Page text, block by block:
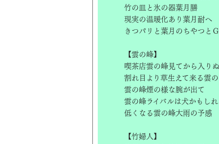
竹の皿と氷の器葉月膳
現実の温暖化あり葉月耐へ
きつパリと葉月のちやつと
【雲の峰】
喫茶店雲の峰見てから入りぬ
割れ目より草生えて来る雲
雲の峰煙の様な腕が出て
雲の峰ライバルは犬かもし
低くなる雲の峰大雨の予感
【竹婦人】